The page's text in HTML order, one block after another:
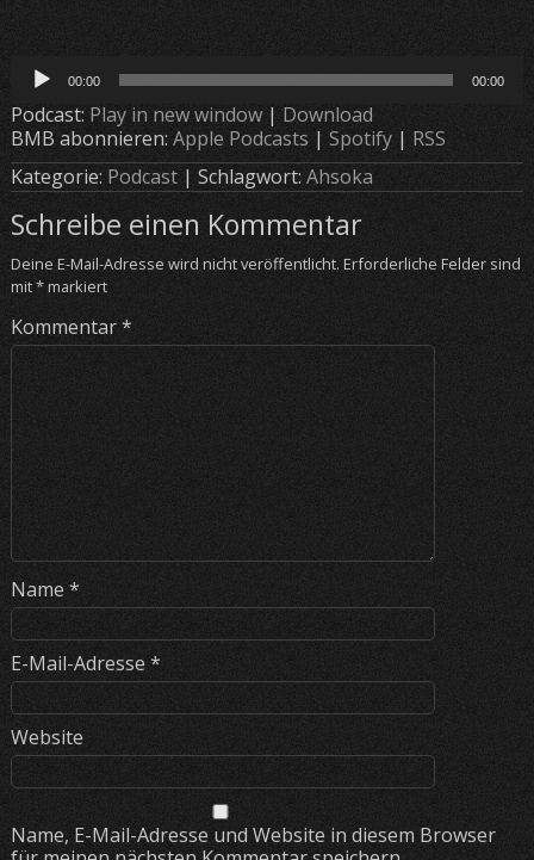
Audio-
Player
00:00 00:00
Podcast: Play in new window|Download
BMB abonnieren: Apple Podcasts | Spotify| RSS
Kategorie: Podcast| Schlagwort: Ahsoka
Schreibe einen Kommentar
Deine E-Mail-Adresse wird nicht veröffentlicht. Erforderliche Felder sind
mit*markiert
Kommentar*
Name *
E-Mail-Adresse *
Website
Name, E-Mail-Adresse und Website in diesem Browser